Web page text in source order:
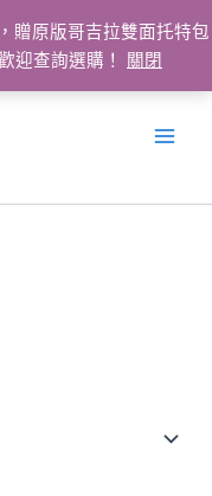
贈原版哥吉拉雙面托特包
迎查詢選購！
關閉